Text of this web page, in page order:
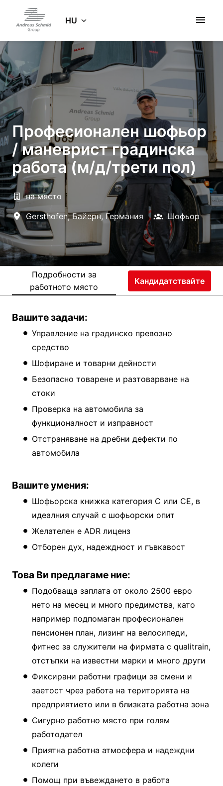
tartalomhoz
Kezdőlap HU
Професионален шофьор
/ маневрист градинска
работа (м/д/трети пол)
на място
Gersthofen, Байерн, Германия Шофьор
Подробности за
работното място
Кандидатствайте
Вашите задачи:
Управление на градинско превозно
средство
Шофиране и товарни дейности
Безопасно товарене и разтоварване на
стоки
Проверка на автомобила за
функционалност и изправност
Отстраняване на дребни дефекти по
автомобила
Вашите умения:
Шофьорска книжка категория C или CE, в
идеалния случай с шофьорски опит
Желателен е ADR лиценз
Отборен дух, надеждност и гъвкавост
Това Ви предлагаме ние:
Подобваща заплата от около 2500 евро
нето на месец и много предимства, като
например подпомаган професионален
пенсионен план, лизинг на велосипеди,
фитнес за служители на фирмата с qualitrain,
отстъпки на известни марки и много други
Фиксирани работни графици за смени и
заетост чрез работа на територията на
предприятието или в близката работна зона
Сигурно работно място при голям
работодател
Приятна работна атмосфера и надеждни
колеги
Помощ при въвеждането в работа